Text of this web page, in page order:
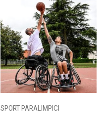
SPORT PARALIMPICI